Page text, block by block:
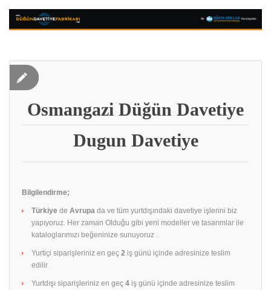
Osmangazi Düğün Davetiye
Dugun Davetiye
Bilgilendirme;
Türkiye de Avrupa da ve tüm yurtdışındaki davetiye işlerini biz
yapıyoruz. Her zaman Olduğu gibi yeni modeller ve tasarımlar ile
kataloglarımızı beğeninize sunuyoruz .
Yurtiçi siparişleriniz en geç 2 iş günü içinde adresinize teslim
edilir.
Yurtdışı siparişleriniz en geç 4 iş günü içinde adresinize teslim